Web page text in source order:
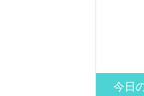
今日